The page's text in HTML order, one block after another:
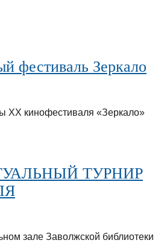
фестиваль Зеркало
XX кинофестиваля «Зеркало»
ТУРНИР
зале Заволжской библиотеки